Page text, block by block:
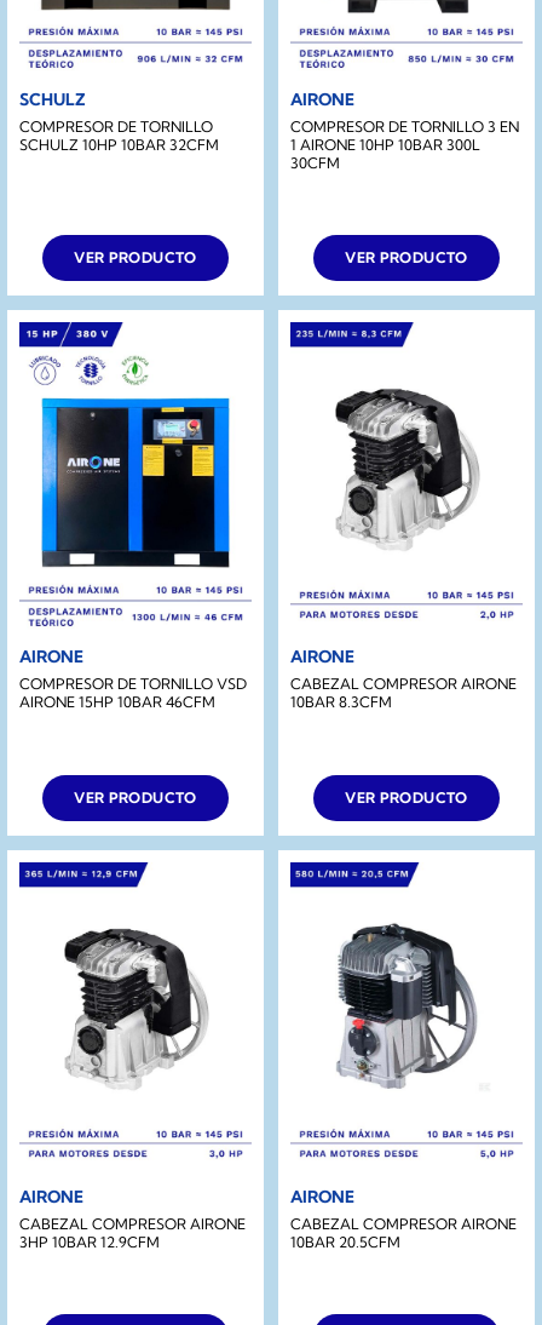
SCHULZ
COMPRESOR DE TORNILLO
SCHULZ 10HP 10BAR 32CFM
VER PRODUCTO
AIRONE
COMPRESOR DE TORNILLO 3 EN
1 AIRONE 10HP 10BAR 300L
30CFM
VER PRODUCTO
AIRONE
COMPRESOR DE TORNILLO VSD
AIRONE 15HP 10BAR 46CFM
VER PRODUCTO
AIRONE
CABEZAL COMPRESOR AIRONE
10BAR 8.3CFM
VER PRODUCTO
AIRONE
CABEZAL COMPRESOR AIRONE
3HP 10BAR 12.9CFM
AIRONE
CABEZAL COMPRESOR AIRONE
10BAR 20.5CFM